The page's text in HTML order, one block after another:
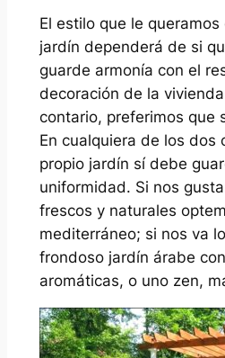
El estilo que le
jardín dependerá de si
guarde armonía con el
decoración de la
contario, preferimos que
En cualquiera de los dos
propio jardín sí debe
uniformidad. Si nos
frescos y naturales
mediterráneo; si nos va
frondoso jardín árabe
aromáticas, o uno zen,